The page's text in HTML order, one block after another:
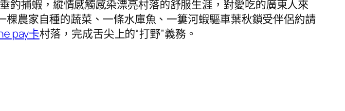
釣捕蝦，縱情感觸感染漂亮村落的舒服生涯，對愛吃的廣東人來
棵農家自種的蔬菜、一條水庫魚、一簍河蝦驅車葉秋鎖受伴侶約請
pay卡村落，完成舌尖上的“打野”義務。